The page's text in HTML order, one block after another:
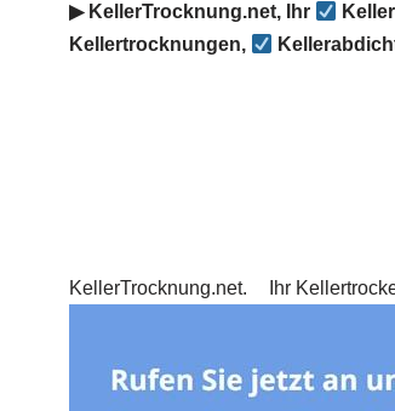
▶︎ KellerTrocknung.net, Ihr
Kellertrocknungen,
KellerTrocknung.net. Ihr